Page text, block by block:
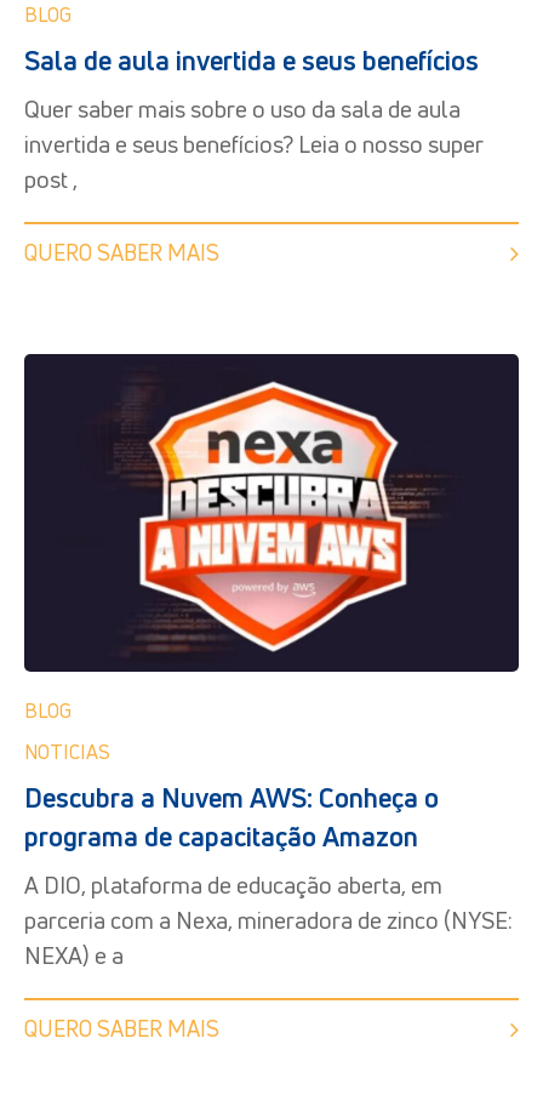
BLOG
Sala de aula invertida e seus benefícios
Quer saber mais sobre o uso da sala de aula
invertida e seus benefícios? Leia o nosso super
post ,
QUERO SABER MAIS
BLOG
NOTICIAS
Descubra a Nuvem AWS: Conheça o
programa de capacitação Amazon
A DIO, plataforma de educação aberta, em
parceria com a Nexa, mineradora de zinco (NYSE:
NEXA) e a
QUERO SABER MAIS